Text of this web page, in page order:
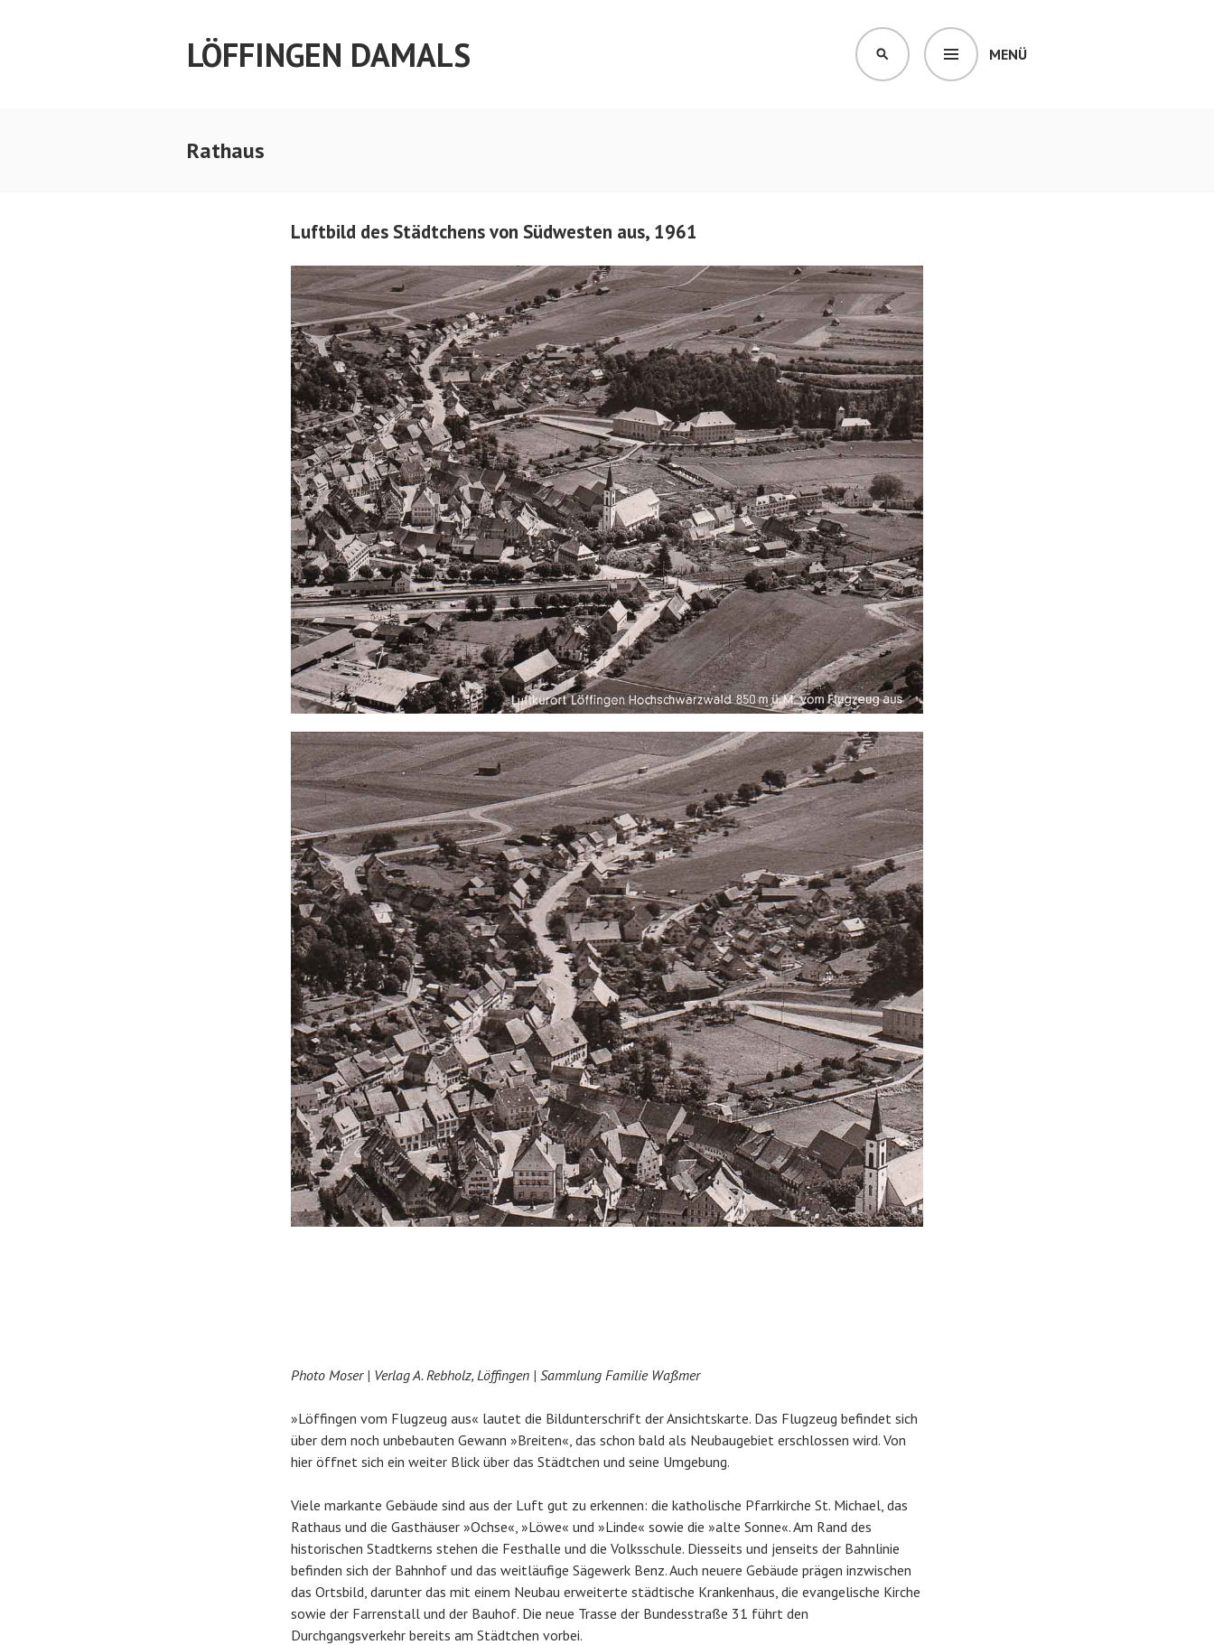
LÖFFINGEN DAMALS MENÜ
SUCHEN
Rathaus
Luftbild des Städtchens von Südwesten aus, 1961
Photo Moser | Verlag A. Rebholz, Löffingen | Sammlung Familie Waßmer
»Löffingen vom Flugzeug aus« lautet die Bildunterschrift der Ansichtskarte. Das Flugzeug befindet sich
über dem noch unbebauten Gewann »Breiten«, das schon bald als Neubaugebiet erschlossen wird. Von
hier öffnet sich ein weiter Blick über das Städtchen und seine Umgebung.
Viele markante Gebäude sind aus der Luft gut zu erkennen: die katholische Pfarrkirche St. Michael, das
Rathaus und die Gasthäuser »Ochse«, »Löwe« und »Linde« sowie die »alte Sonne«. Am Rand des
historischen Stadtkerns stehen die Festhalle und die Volksschule. Diesseits und jenseits der Bahnlinie
befinden sich der Bahnhof und das weitläufige Sägewerk Benz. Auch neuere Gebäude prägen inzwischen
das Ortsbild, darunter das mit einem Neubau erweiterte städtische Krankenhaus, die evangelische Kirche
sowie der Farrenstall und der Bauhof. Die neue Trasse der Bundesstraße 31 führt den
Durchgangsverkehr bereits am Städtchen vorbei.